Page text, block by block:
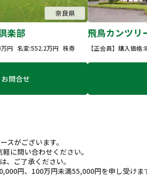
奈良県
楽部
円 名変:552.2万円 株券
お問合せ
飛鳥カンツリ
【正会員】 購入価格
スがございます。
に問い合わせください。
ご了承ください。
円、100万円未満55,000円を申し受けま